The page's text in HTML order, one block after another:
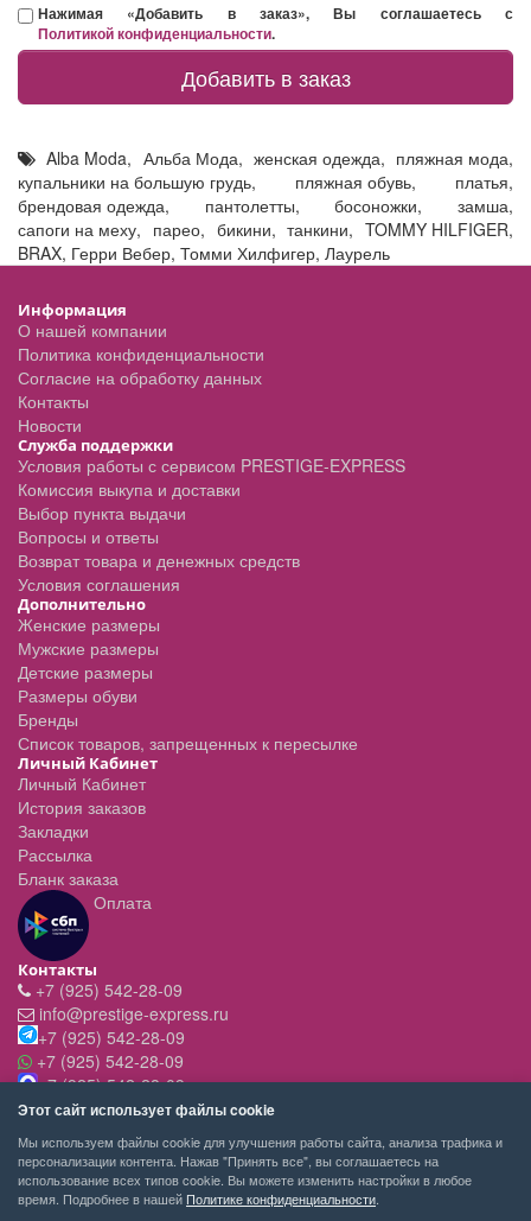
Нажимая «Добавить в заказ», Вы соглашаетесь с
Политикой конфиденциальности.
Добавить в заказ
Alba Moda, Альба Мода, женская одежда, пляжная мода,
купальники на большую грудь, пляжная обувь, платья,
брендовая одежда, пантолетты,босоножки,замша,
сапоги на меху, парео, бикини,танкини, TOMMY HILFIGER,
BRAX, Герри Вебер, Томми Хилфигер, Лаурель
Информация
О нашей компании
Политика конфиденциальности
Согласие на обработку данных
Контакты
Новости
Служба поддержки
Условия работы с сервисом PRESTIGE-EXPRESS
Комиссия выкупа и доставки
Выбор пункта выдачи
Вопросы и ответы
Возврат товара и денежных средств
Условия соглашения
Дополнительно
Женские размеры
Мужские размеры
Детские размеры
Размеры обуви
Бренды
Список товаров, запрещенных к пересылке
Личный Кабинет
Личный Кабинет
История заказов
Закладки
Рассылка
Бланк заказа
Оплата
Контакты
+7 (925) 542-28-09
info@prestige-express.ru
+7 (925) 542-28-09
+7 (925) 542-28-09
+7 (925) 542-28-09
Режим работы:
- вт-пт с 11:00 до 20:00
- сб - c 11.00 до 19.00
- вск,пн - выходной
Этот сайт использует файлы cookie
Мы используем файлы cookie для улучшения работы сайта, анализа трафика и
персонализации контента. Нажав "Принять все", вы соглашаетесь на
использование всех типов cookie. Вы можете изменить настройки в любое
время. Подробнее в нашей Политике конфиденциальности